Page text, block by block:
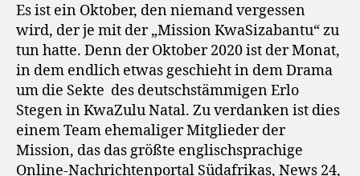
Es ist ein Oktober, den niemand vergessen
wird, der je mit der „Mission KwaSizabantu“ zu
tun hatte. Denn der Oktober 2020 ist der Monat,
in dem endlich etwas geschieht in dem Drama
um die Sekte des deutschstämmigen Erlo
Stegen in KwaZulu Natal. Zu verdanken ist dies
einem Team ehemaliger Mitglieder der
Mission, das das größte englischsprachige
Online-Nachrichtenportal Südafrikas, News 24,